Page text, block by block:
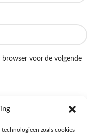
zoals cookies
browser voor de volgende